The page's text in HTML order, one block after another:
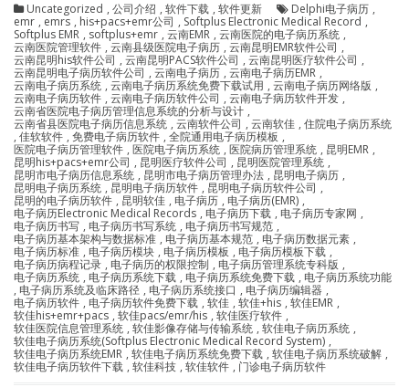
Uncategorized , 公司介绍 , 软件下载 , 软件更新 Delphi电子病历 ,
emr , emrs , his+pacs+emr公司 , Softplus Electronic Medical Record ,
Softplus EMR , softplus+emr , 云南EMR , 云南医院的电子病历系统 ,
云南医院管理软件 , 云南县级医院电子病历 , 云南昆明EMR软件公司 ,
云南昆明his软件公司 , 云南昆明PACS软件公司 , 云南昆明医疗软件公司 ,
云南昆明电子病历软件公司 , 云南电子病历 , 云南电子病历EMR ,
云南电子病历系统 , 云南电子病历系统免费下载试用 , 云南电子病历网络版 ,
云南电子病历软件 , 云南电子病历软件公司 , 云南电子病历软件开发 ,
云南省医院电子病历管理信息系统的分析与设计 ,
云南省县医院电子病历信息系统 , 云南软件公司 , 云南软佳 , 住院电子病历系统
, 佳软软件 , 免费电子病历软件 , 全院通用电子病历模板 ,
医院电子病历管理软件 , 医院电子病历系统 , 医院病历管理系统 , 昆明EMR ,
昆明his+pacs+emr公司 , 昆明医疗软件公司 , 昆明医院管理系统 ,
昆明市电子病历信息系统 , 昆明市电子病历管理办法 , 昆明电子病历 ,
昆明电子病历系统 , 昆明电子病历软件 , 昆明电子病历软件公司 ,
昆明的电子病历软件 , 昆明软佳 , 电子病历 , 电子病历(EMR) ,
电子病历Electronic Medical Records , 电子病历下载 , 电子病历专家网 ,
电子病历书写 , 电子病历书写系统 , 电子病历书写规范 ,
电子病历基本架构与数据标准 , 电子病历基本规范 , 电子病历数据元素 ,
电子病历标准 , 电子病历模块 , 电子病历模板 , 电子病历模板下载 ,
电子病历病程记录 , 电子病历的权限控制 , 电子病历管理系统专科版 ,
电子病历系统 , 电子病历系统下载 , 电子病历系统免费下载 , 电子病历系统功能
, 电子病历系统及临床路径 , 电子病历系统接口 , 电子病历编辑器 ,
电子病历软件 , 电子病历软件免费下载 , 软佳 , 软佳+his , 软佳EMR ,
软佳his+emr+pacs , 软佳pacs/emr/his , 软佳医疗软件 ,
软佳医院信息管理系统 , 软佳影像存储与传输系统 , 软佳电子病历系统 ,
软佳电子病历系统(Softplus Electronic Medical Record System) ,
软佳电子病历系统EMR , 软佳电子病历系统免费下载 , 软佳电子病历系统破解 ,
软佳电子病历软件下载 , 软佳科技 , 软佳软件 , 门诊电子病历软件